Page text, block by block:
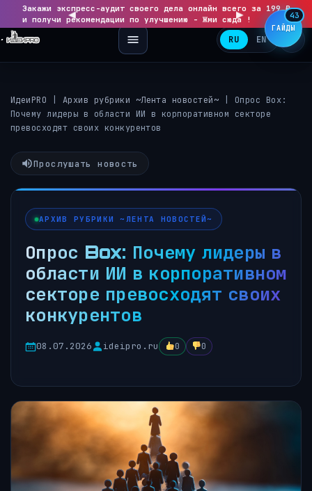
◀
Закажи экспресс-аудит своего дела онлайн всего за 199 ₽
и получи рекомендации по улучшению - Жми сюда ! ▶
RU EN
ИдеиPRO Архив рубрики ~Лента новостей~
Опрос Box:
Почему лидеры в области ИИ в корпоративном секторе
превосходят своих конкурентов
Прослушать новость
АРХИВ РУБРИКИ ~ЛЕНТА НОВОСТЕЙ~
Опрос Box: Почему лидеры в
области ИИ в корпоративном
секторе превосходят своих
конкурентов
08.07.2026 ideipro.ru 0 0
ГАЙДЫ
43